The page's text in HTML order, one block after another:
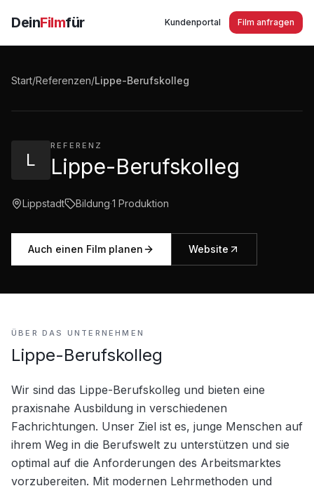
DeinFilmfür Kundenportal Film anfragen
Start/Referenzen/Lippe-Berufskolleg
L
REFERENZ
Lippe-Berufskolleg
Lippstadt Bildung·1 Produktion
Auch einen Film planen Website
Lippe-Berufskolleg Imagefilm 2022
ÜBER DAS UNTERNEHMEN
Lippe-Berufskolleg
Wir sind das Lippe-Berufskolleg und bieten eine
praxisnahe Ausbildung in verschiedenen
Fachrichtungen. Unser Ziel ist es, junge Menschen auf
ihrem Weg in die Berufswelt zu unterstützen und sie
optimal auf die Anforderungen des Arbeitsmarktes
vorzubereiten. Mit modernen Lehrmethoden und